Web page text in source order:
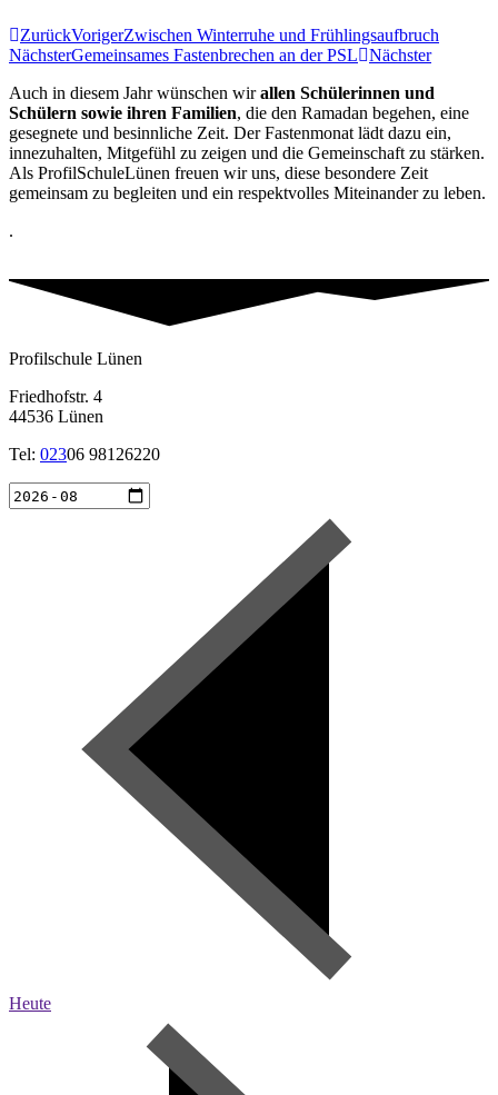
ZurückVorigerZwischen Winterruhe und Frühlingsaufbruch
NächsterGemeinsames Fastenbrechen an der PSL
Nächster
Auch in diesem Jahr wünschen wirallen Schülerinnen und
Schülern sowie ihren Familien, die den Ramadan begehen, eine
gesegnete und besinnliche Zeit. Der Fastenmonat lädt dazu ein,
innezuhalten, Mitgefühl zu zeigen und die Gemeinschaft zu stärken.
Als ProfilSchuleLünen freuen wir uns, diese besondere Zeit
gemeinsam zu begleiten und ein respektvolles Miteinander zu leben.
.
Profilschule Lünen
Friedhofstr. 4
44536 Lünen
Tel: 02306 98126220
Heute